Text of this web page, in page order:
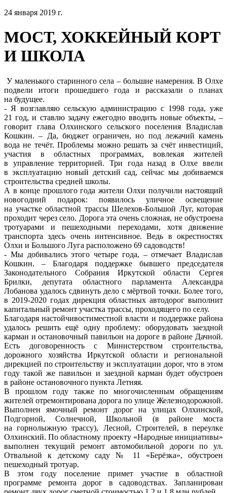
24 января 2019 г.
МОСТ, ХОККЕЙНЫЙ КОРТ
И ШКОЛА
У маленького старинного села – большие намерения. В Олхе
подвели итоги прошедшего года и рассказали о планах
на будущее.
- Я возглавляю сельскую администрацию с 1998 года, уже
21 год, и ставлю задачу ежегодно вводить новые объекты, –
говорит глава Олхинского сельского поселения Владислав
Кошкин. – Да, бюджет ограничен, но под лежачий камень
вода не течёт. Проблемы можно решать за счёт инвестиций,
участия в областных программах, вовлекая жителей
в управление территорией. Три года назад в Олхе ввели
в эксплуатацию новый детский сад, сейчас мы добиваемся
строительства средней школы.
А в конце прошлого года жители Олхи получили настоящий
новогодний подарок: появилось уличное освещение
на участке областной трассы Шелехов-Большой Луг, которая
проходит через село. Дорога эта очень сложная, не обустроена
тротуарами и пешеходными переходами, хотя движение
транспорта здесь очень интенсивное. Ведь в окрестностях
Олхи и Большого Луга расположено 69 садоводств!
- Мы добивались этого четыре года, – отмечает Владислав
Кошкин. – Благодаря поддержке бывшего председателя
Законодательного Собрания Иркутской области Сергея
Брилки, депутата областного парламента Александра
Лобанова удалось сдвинуть дело с мёртвой точки. Более того,
в 2019-2020 годах дирекция областных автодорог выполнит
капитальный ремонт участка трассы, проходящего по селу.
Благодаря настойчивостиместной власти и поддержке района
удалось решить ещё одну проблему: оборудовать заездной
карман и остановочный павильон на дороге в районе Дачной.
Есть договоренность с Министерством строительства,
дорожного хозяйства Иркутской области и региональной
дирекцией по строительству и эксплуатации дорог, что в этом
году такой же павильон и заездной карман будет обустроен
в районе остановочного пункта Летняя.
В прошлом году также по многочисленным обращениям
жителей отремонтирована дорога по улице Железнодорожной.
Выполнен ямочный ремонт дорог на улицах Олхинской,
Подгорной, Солнечной, Школьной (в районе моста
на горнолыжную трассу), Лесной, Строителей, в переулке
Олхинский. По областному проекту «Народные инициативы»
выполнен текущий ремонт автомобильной дороги по ул.
Отвальной к детскому саду № 11 «Берёзка», обустроен
пешеходный тротуар.
В этом году поселение примет участие в областной
программе ремонта дорог в садоводствах. Запланирован